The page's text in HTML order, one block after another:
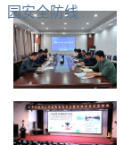
园安全防线